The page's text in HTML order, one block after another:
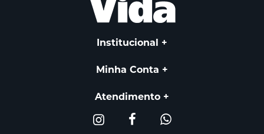
Institucional
Minha Conta
Atendimento